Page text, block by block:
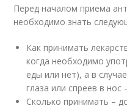
Перед началом приема
необходимо знать
Как принимать
когда необходимо
еды или нет), а в
глаза или спреев в нос
Сколько принимать –